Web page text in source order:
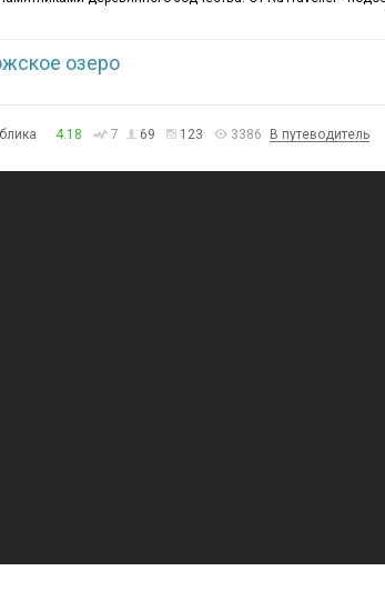
озеро
4.18 7 69 123 3386 В путеводитель